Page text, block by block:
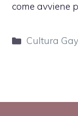
come avviene
Categorie
Cultura Gay